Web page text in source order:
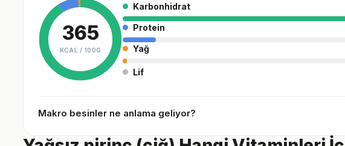
365
KCAL / 100G
Karbonhidrat
Protein
Yağ
Lif
Makro besinler ne anlama geliyor?